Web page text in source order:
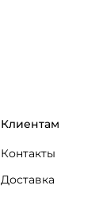
Клиентам
Контакты
Доставка